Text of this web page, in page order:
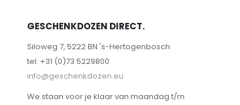
GESCHENKDOZEN DIRECT.
Siloweg 7, 5222 BN 's-Hertogenbosch
tel: +31 (0)73 5229800
info@geschenkdozen.eu
We staan voor je klaar van maandag t/m